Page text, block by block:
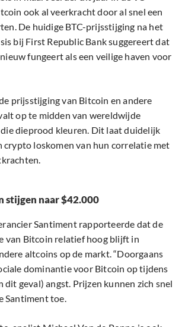
ook al veerkracht door al snel een
De huidige BTC-prijsstijging na het
bij First Republic Bank suggereert dat
fungeert als een veilige haven voor
prijsstijging van Bitcoin en andere
op te midden van wereldwijde
dieprood kleuren. Dit laat duidelijk
crypto loskomen van hun correlatie met
stijgen naar $42.000
Santiment rapporteerde dat de
van Bitcoin relatief hoog blijft in
altcoins op de markt. “Doorgaans
dominantie voor Bitcoin op tijdens
geval) angst. Prijzen kunnen zich snel
Santiment toe.